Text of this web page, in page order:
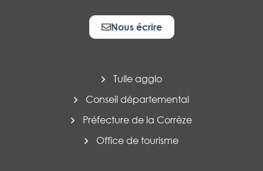
Nous écrire
Tulle agglo
Conseil départemental
Préfecture de la Corrèze
Office de tourisme